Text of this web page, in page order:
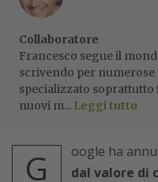
Collaboratore
Francesco segue il
scrivendo per numerose
specializzato soprattutto
nuovi m... Leggi tutto
G oogle ha
dal valore di